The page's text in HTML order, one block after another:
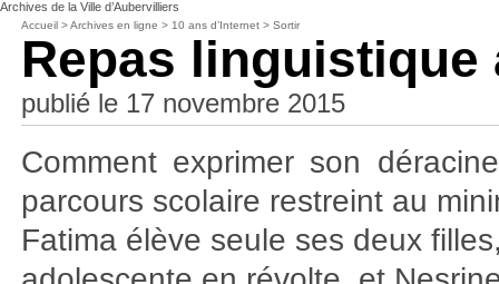
Archives de la Ville d’Aubervilliers
Accueil >Archives en ligne > 10 ans d’Internet >Sortir
Repas linguistique
publié le 17 novembre 2015
Comment exprimer son
parcours scolaire restreint au
Fatima élève seule ses deux